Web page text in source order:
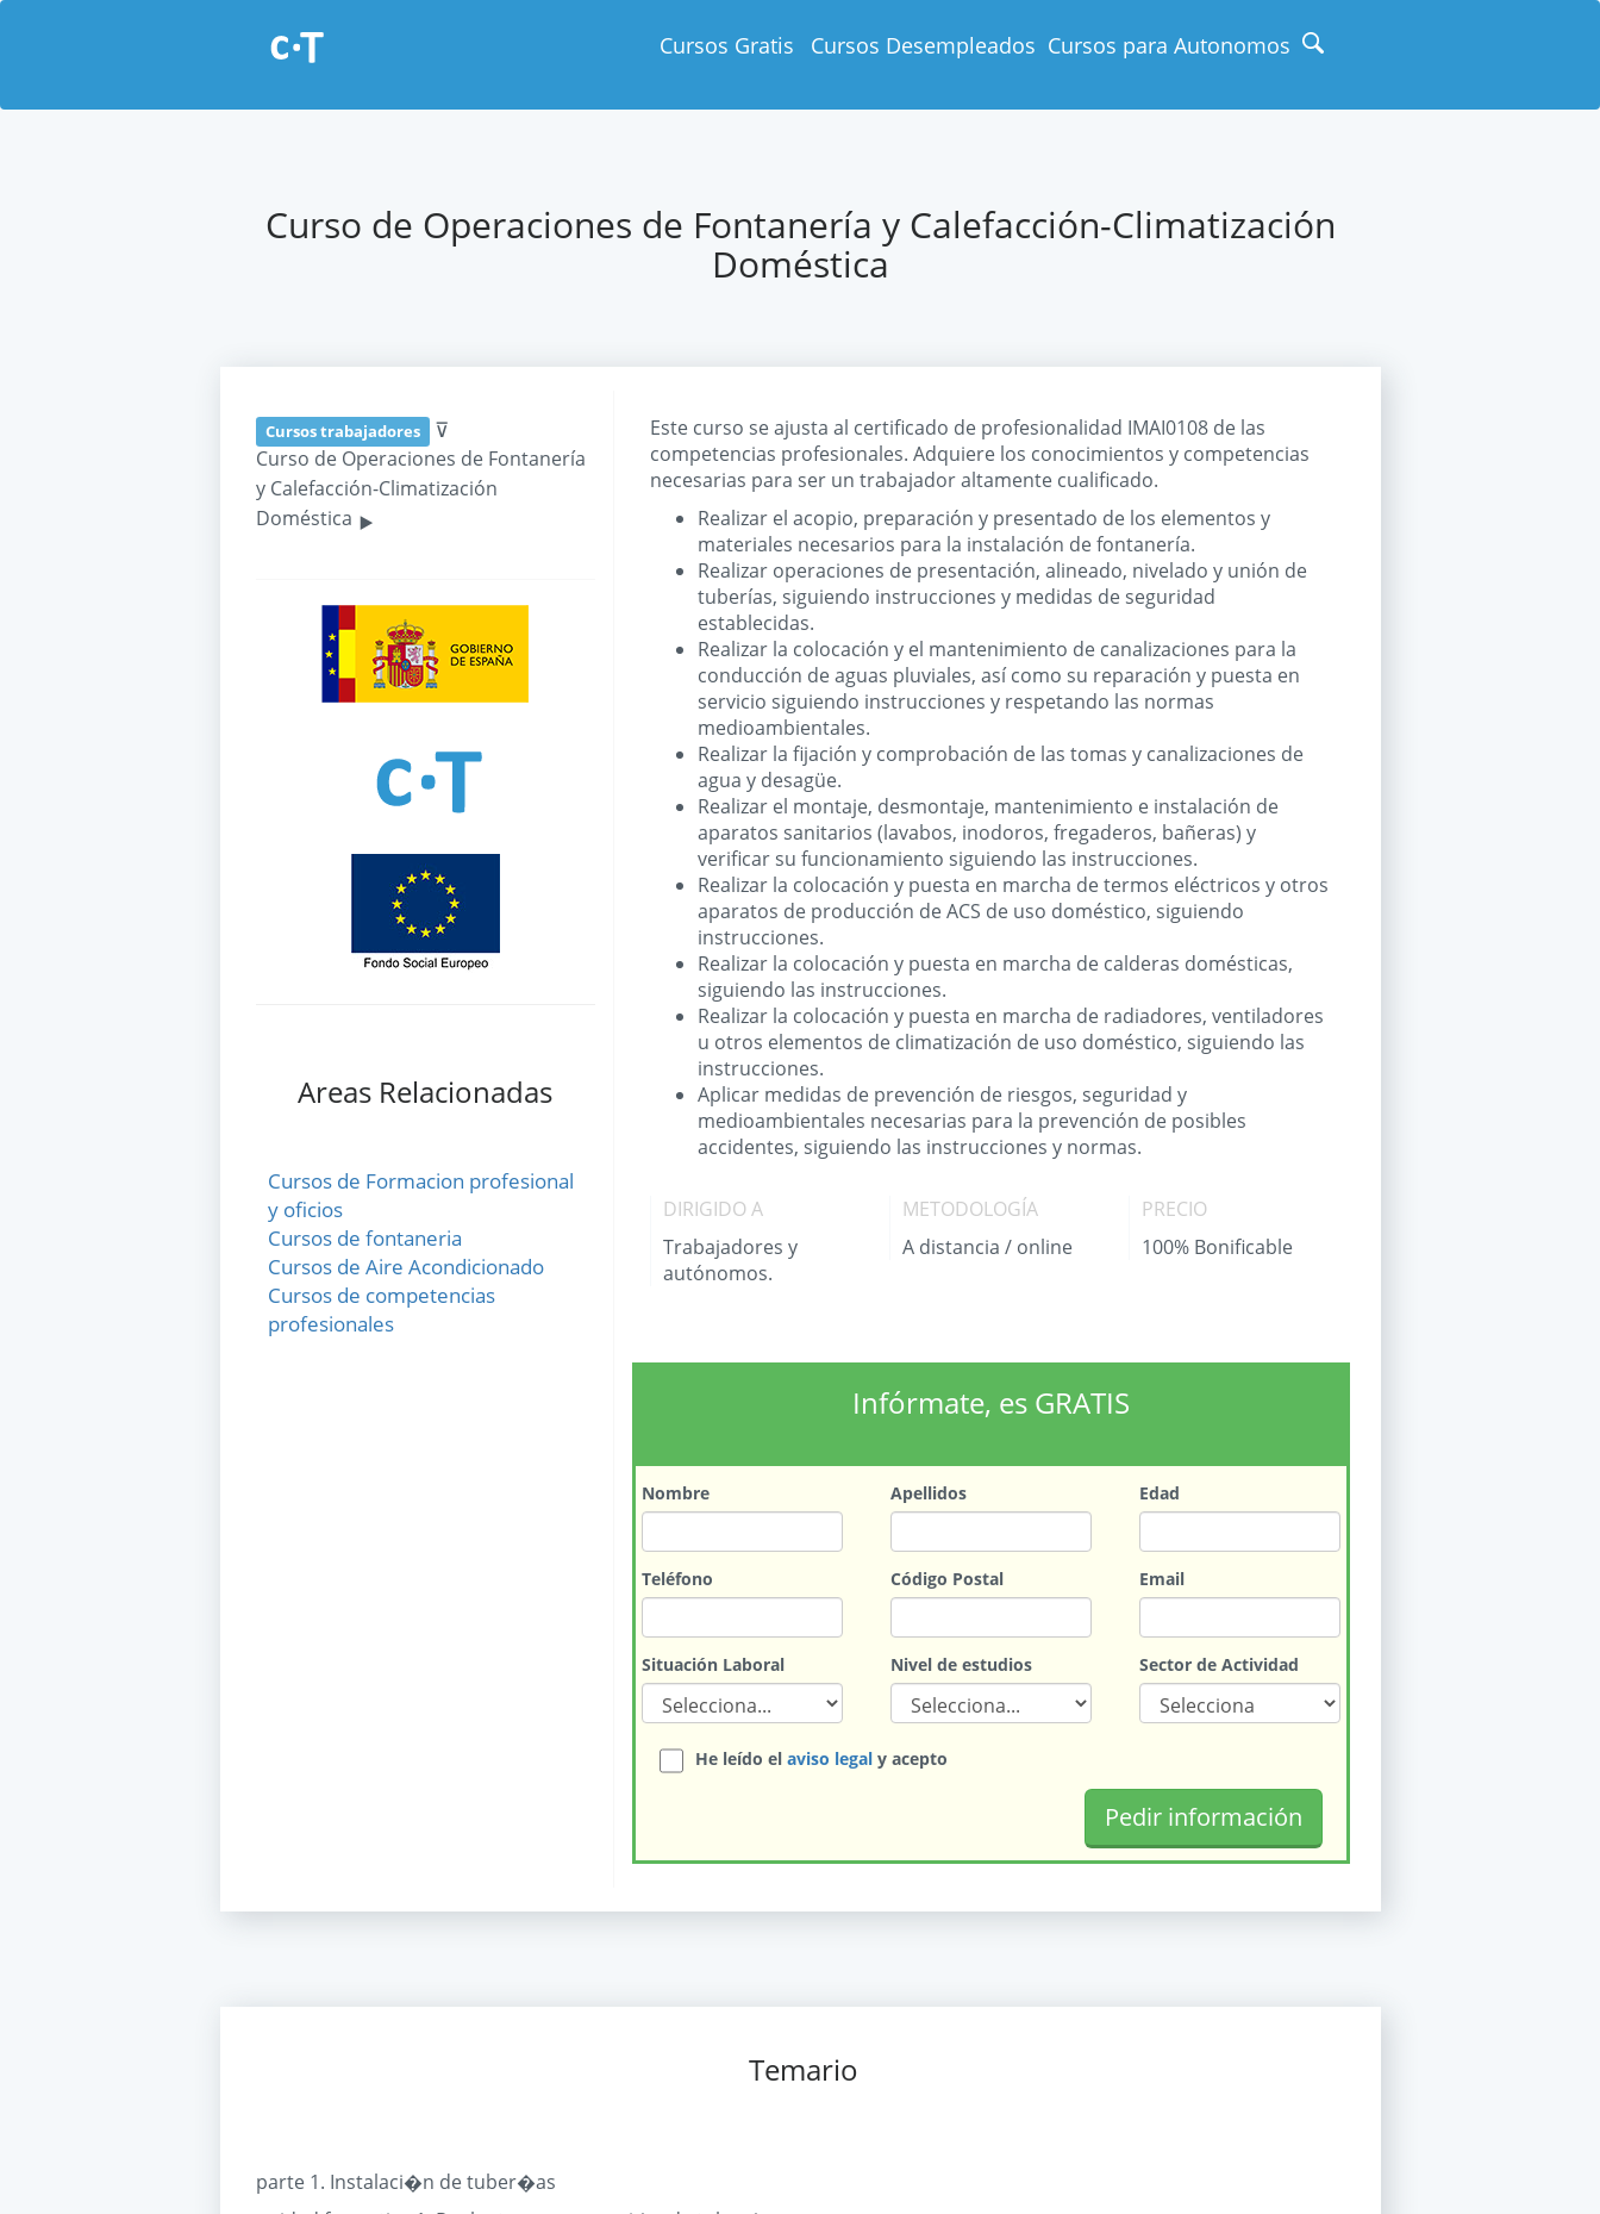
Cursos Gratis Cursos Desempleados Cursos para Autonomos
Curso de Operaciones de Fontanería y Calefacción-Climatización
Doméstica
Este curso se ajusta al certificado de profesionalidad IMAI0108 de las
competencias profesionales. Adquiere los conocimientos y competencias
necesarias para ser un trabajador altamente cualificado.
Realizar el acopio, preparación y presentado de los elementos y
materiales necesarios para la instalación de fontanería.
Realizar operaciones de presentación, alineado, nivelado y unión de
tuberías, siguiendo instrucciones y medidas de seguridad
establecidas.
Realizar la colocación y el mantenimiento de canalizaciones para la
conducción de aguas pluviales, así como su reparación y puesta en
servicio siguiendo instrucciones y respetando las normas
medioambientales.
Realizar la fijación y comprobación de las tomas y canalizaciones de
agua y desagüe.
Realizar el montaje, desmontaje, mantenimiento e instalación de
aparatos sanitarios (lavabos, inodoros, fregaderos, bañeras) y
verificar su funcionamiento siguiendo las instrucciones.
Realizar la colocación y puesta en marcha de termos eléctricos y otros
aparatos de producción de ACS de uso doméstico, siguiendo
instrucciones.
Realizar la colocación y puesta en marcha de calderas domésticas,
siguiendo las instrucciones.
Realizar la colocación y puesta en marcha de radiadores, ventiladores
u otros elementos de climatización de uso doméstico, siguiendo las
instrucciones.
Aplicar medidas de prevención de riesgos, seguridad y
medioambientales necesarias para la prevención de posibles
accidentes, siguiendo las instrucciones y normas.
DIRIGIDO A
Trabajadores y
autónomos.
METODOLOGÍA
A distancia / online
PRECIO
100% Bonificable
Infórmate, es GRATIS
Nombre Apellidos Edad
Teléfono Código Postal Email
Situación Laboral Nivel de estudios Sector de Actividad
He leído elaviso legal y acepto
Cursos trabajadores ⊽
Curso de Operaciones de Fontanería
y Calefacción-Climatización
Doméstica ‣
Areas Relacionadas
Cursos de Formacion profesional
y oficios
Cursos de fontaneria
Cursos de Aire Acondicionado
Cursos de competencias
profesionales
Temario
parte 1. Instalaci�n de tuber�as